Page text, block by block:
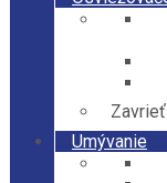
Umývanie